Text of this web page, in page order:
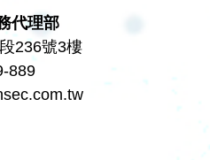
代理部
236號3樓
889